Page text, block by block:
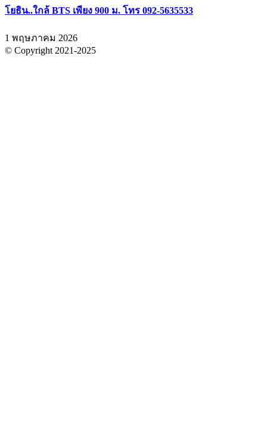
โยธิน..ใกล้ BTS เพียง 900 ม. โทร 092-5635533
1 พฤษภาคม 2026
© Copyright 2021-2025